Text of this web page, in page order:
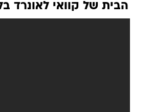
הבית של קוואי לאונרד